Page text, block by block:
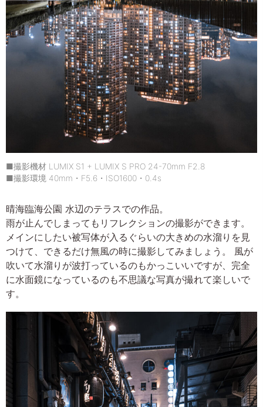
■撮影機材 LUMIX S1 + LUMIX S PRO 24-70mm F2.8
■撮影環境 40mm・F5.6・ISO1600・0.4s
晴海臨海公園 水辺のテラスでの作品。
雨が止んでしまってもリフレクションの撮影ができます。
メインにしたい被写体が入るぐらいの大きめの水溜りを見
つけて、できるだけ無風の時に撮影してみましょう。 風が
吹いて水溜りが波打っているのもかっこいいですが、完全
に水面鏡になっているのも不思議な写真が撮れて楽しいで
す。